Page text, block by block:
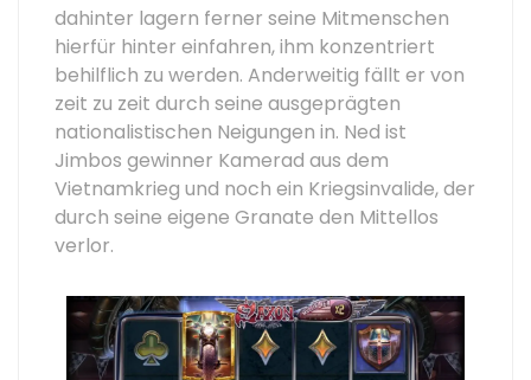
dahinter lagern ferner seine Mitmenschen
hierfür hinter einfahren, ihm konzentriert
behilflich zu werden. Anderweitig fällt er von
zeit zu zeit durch seine ausgeprägten
nationalistischen Neigungen in. Ned ist
Jimbos gewinner Kamerad aus dem
Vietnamkrieg und noch ein Kriegsinvalide, der
durch seine eigene Granate den Mittellos
verlor.